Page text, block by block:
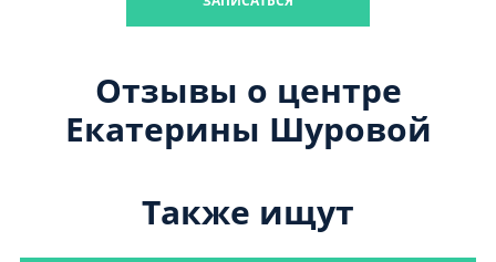
Отзывы о центре
Екатерины Шуровой
Также ищут